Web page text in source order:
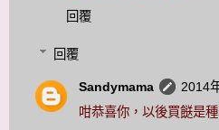
回覆
回覆
Sandymama
2014
咁恭喜你，以後買餸是